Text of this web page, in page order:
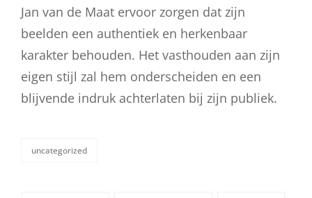
Jan van de Maat ervoor zorgen dat zijn
beelden een authentiek en herkenbaar
karakter behouden. Het vasthouden aan zijn
eigen stijl zal hem onderscheiden en een
blijvende indruk achterlaten bij zijn publiek.
categorieën
uncategorized